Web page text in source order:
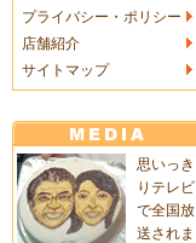
プライバシー・ポリシー
店舗紹介
サイトマップ
思いっき
りテレビ
で全国放
送されま